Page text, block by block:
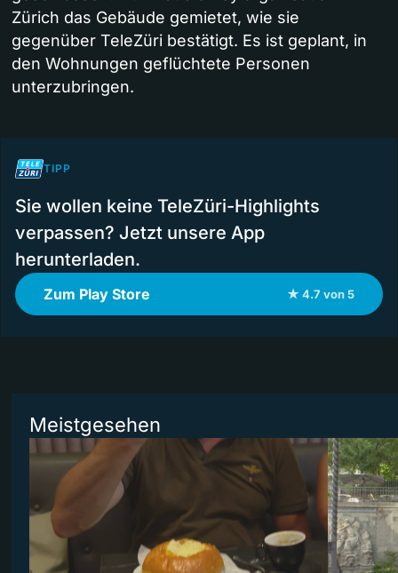
Zürich das Gebäude gemietet, wie sie
gegenüber TeleZüri bestätigt. Es ist geplant, in
den Wohnungen geflüchtete Personen
unterzubringen.
TIPP
Sie wollen keine TeleZüri-Highlights
verpassen? Jetzt unsere App
herunterladen.
Zum Play Store ★ 4.7 von 5
Meistgesehen